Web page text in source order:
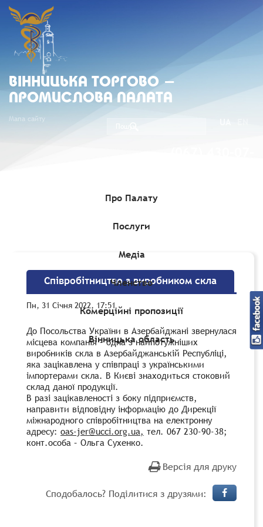
ВIННИЦЬКА ТОРГОВО -
ПРОМИСЛОВА ПАЛАТА
Мапа сайту
Про Палату
Послуги
Медіа
Членство
Комерційні пропозиції
Вінницька область
Комерційні пропозиції»Співробітництво з
Співробітництво з виробником скла
Пн, 31 Січня 2022, 17:51
До Посольства України в Азербайджані звернулася
місцева компанія – одна з найпотужніших
виробників скла в Азербайджанській Республіці,
яка зацікавлена у співпраці з українськими
імпортерами скла. В Києві знаходиться стоковий
склад даної продукції.
В разі зацікавленості з боку підприємств,
направити відповідну інформацію до Дирекції
міжнародного співробітництва на електронну
адресу: oas-jer@ucci.org.ua, тел. 067 230-90-38;
конт.особа – Ольга Сухенко.
Версія для друку
Сподобалось? Поділитися з друзями: